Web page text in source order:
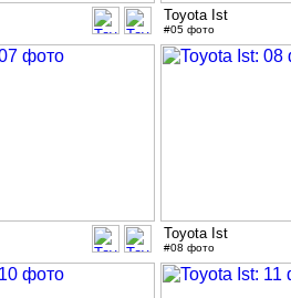
Toyota Ist
#05 фото
Toyota Ist
#08 фото